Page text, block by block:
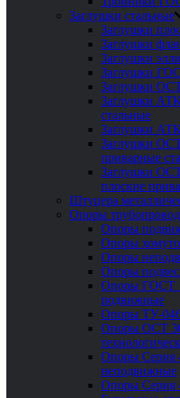
Заглушки стальные
Заглушки
Заглушки
Заглушки
Заглушки
Заглушки
Заглушки
стальные
Заглушки
Заглушки
приварные
Заглушки
плоские
Штуцера
Опоры
Опоры
Опоры
Опоры
Опоры
Опоры ГОСТ
подвижные
Опоры ТУ-
Опоры ОСТ
Опоры Серия
неподвижные
Опоры Серия